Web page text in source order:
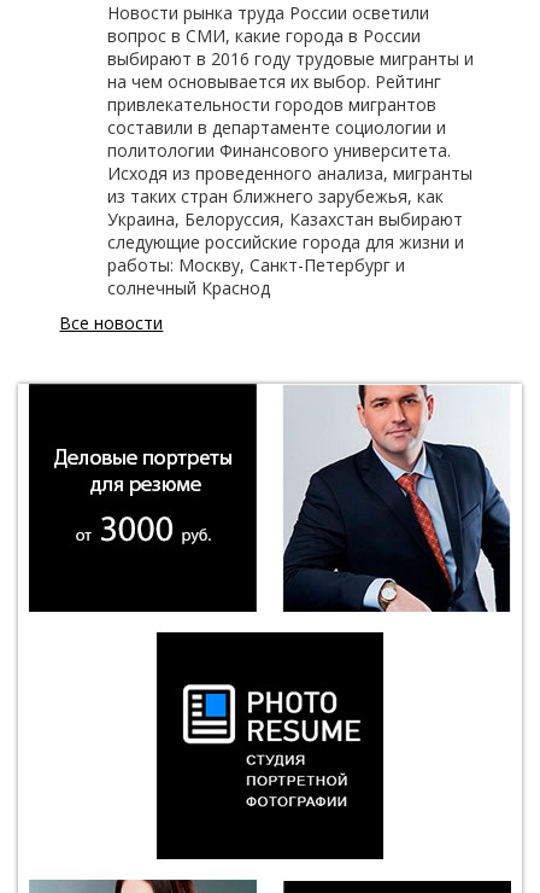
Новости рынка труда России осветили
вопрос в СМИ, какие города в России
выбирают в 2016 году трудовые мигранты и
на чем основывается их выбор. Рейтинг
привлекательности городов мигрантов
составили в департаменте социологии и
политологии Финансового университета.
Исходя из проведенного анализа, мигранты
из таких стран ближнего зарубежья, как
Украина, Белоруссия, Казахстан выбирают
следующие российские города для жизни и
работы: Москву, Санкт-Петербург и
солнечный Краснод
Все новости